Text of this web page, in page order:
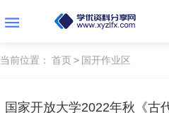
当前位置： 首页> 国开作业区